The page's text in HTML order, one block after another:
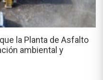
la Planta de Asfalto
ambiental y